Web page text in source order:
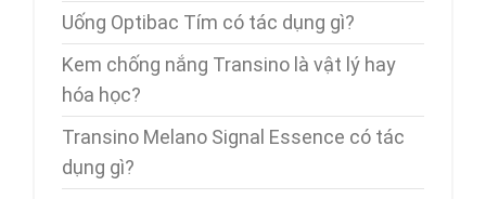
Uống Optibac Tím có tác dụng gì?
Kem chống nắng Transino là vật lý hay
hóa học?
Transino Melano Signal Essence có tác
dụng gì?